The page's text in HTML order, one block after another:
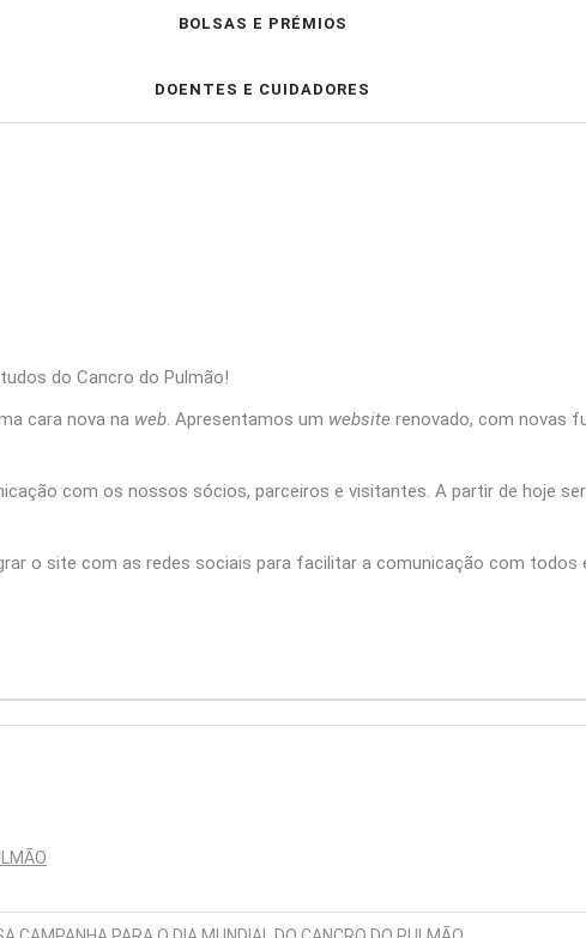
BOLSAS E PRÉMIOS
DOENTES E CUIDADORES
do Cancro do Pulmão!
cara nova na web. Apresentamos um website renovado, com novas
com os nossos sócios, parceiros e visitantes. A partir de hoje
o site com as redes sociais para facilitar a comunicação com